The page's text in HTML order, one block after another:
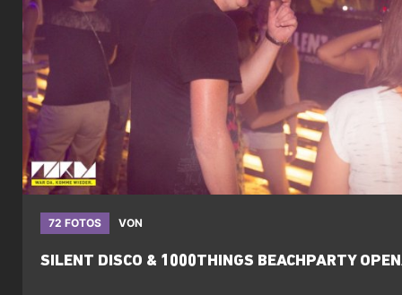
72 FOTOS VON
SILENT DISCO & 1000THINGS BEACHPARTY